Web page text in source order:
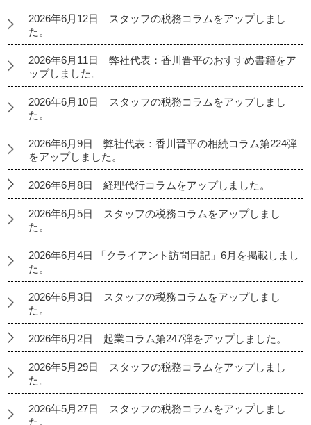
2026年6月12日 スタッフの税務コラムをアップしまし
た。
2026年6月11日 弊社代表：香川晋平のおすすめ書籍をア
ップしました。
2026年6月10日 スタッフの税務コラムをアップしまし
た。
2026年6月9日 弊社代表：香川晋平の相続コラム第224弾
をアップしました。
2026年6月8日 経理代行コラムをアップしました。
2026年6月5日 スタッフの税務コラムをアップしまし
た。
2026年6月4日 「クライアント訪問日記」6月を掲載しまし
た。
2026年6月3日 スタッフの税務コラムをアップしまし
た。
2026年6月2日 起業コラム第247弾をアップしました。
2026年5月29日 スタッフの税務コラムをアップしまし
た。
2026年5月27日 スタッフの税務コラムをアップしまし
た。